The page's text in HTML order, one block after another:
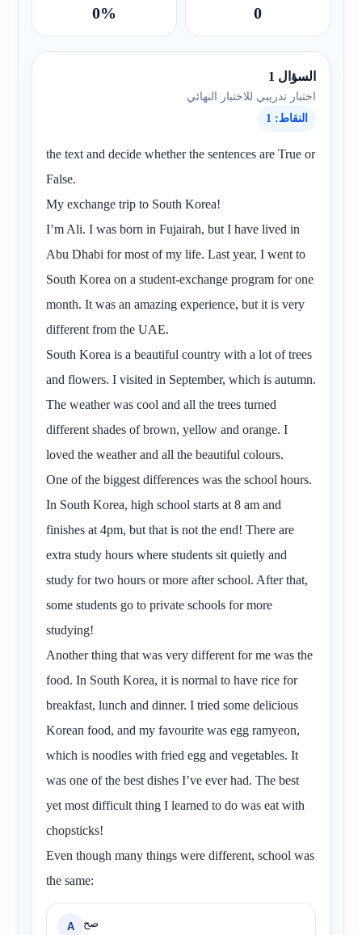
0
0%
السؤال 1
اختبار تدريبي للاختبار النهائي
النقاط: 1
the text and decide whether the sentences are True or
False.
My exchange trip to South Korea!
I’m Ali. I was born in Fujairah, but I have lived in
Abu Dhabi for most of my life. Last year, I went to
South Korea on a student-exchange program for one
month. It was an amazing experience, but it is very
different from the UAE.
South Korea is a beautiful country with a lot of trees
and flowers. I visited in September, which is autumn.
The weather was cool and all the trees turned
different shades of brown, yellow and orange. I
loved the weather and all the beautiful colours.
One of the biggest differences was the school hours.
In South Korea, high school starts at 8 am and
finishes at 4pm, but that is not the end! There are
extra study hours where students sit quietly and
study for two hours or more after school. After that,
some students go to private schools for more
studying!
Another thing that was very different for me was the
food. In South Korea, it is normal to have rice for
breakfast, lunch and dinner. I tried some delicious
Korean food, and my favourite was egg ramyeon,
which is noodles with fried egg and vegetables. It
was one of the best dishes I’ve ever had. The best
yet most difficult thing I learned to do was eat with
chopsticks!
Even though many things were different, school was
the same:
A صح